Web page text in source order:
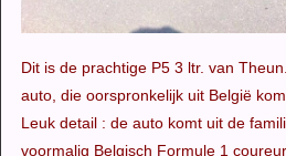
Dit is de prachtige P5 3 ltr. van
auto, die oorspronkelijk uit België
Leuk detail : de auto komt uit de
voormalig Belgisch Formule 1